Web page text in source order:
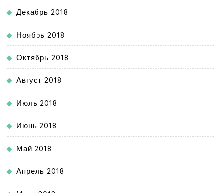
Декабрь 2018
Ноябрь 2018
Октябрь 2018
Август 2018
Июль 2018
Июнь 2018
Май 2018
Апрель 2018